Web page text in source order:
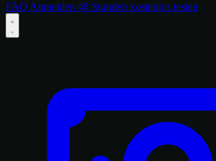
FAQ Anmelden 48 Stunden kostenlos testen